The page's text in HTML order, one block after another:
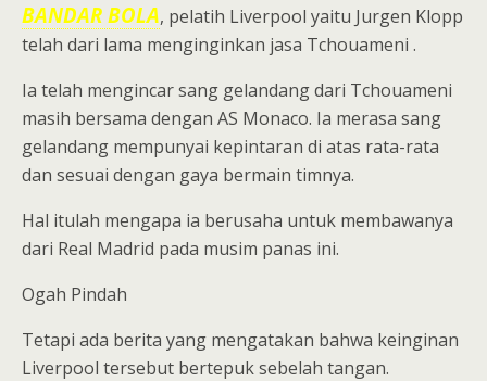
BANDAR BOLA, pelatih Liverpool yaitu Jurgen Klopp
telah dari lama menginginkan jasa Tchouameni .
Ia telah mengincar sang gelandang dari Tchouameni
masih bersama dengan AS Monaco. Ia merasa sang
gelandang mempunyai kepintaran di atas rata-rata
dan sesuai dengan gaya bermain timnya.
Hal itulah mengapa ia berusaha untuk membawanya
dari Real Madrid pada musim panas ini.
Ogah Pindah
Tetapi ada berita yang mengatakan bahwa keinginan
Liverpool tersebut bertepuk sebelah tangan.